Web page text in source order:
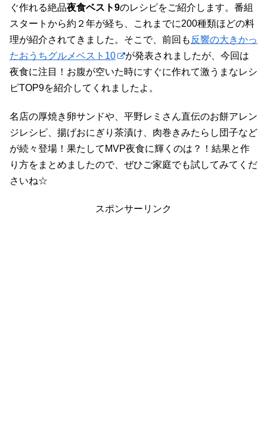
ぐ作れる絶品夜食ベスト9のレシピをご紹介します。番組
スタートから約２年が経ち、これまでに200種類ほどの料
理が紹介されてきました。そこで、前回も 反響の大きかっ
たおうちグルメベスト10
が発表されましたが、今回は
夜食に注目！お腹が空いた時にすぐに作れて激うまなレシ
ピTOP9を紹介してくれましたよ。
名店の厚焼き卵サンドや、平野レミさん直伝のお餅アレン
ジレシピ、揚げおにぎり茶漬け、肉巻きみたらし団子など
が続々登場！果たしてMVP夜食に輝くのは？！結果と作
り方をまとめましたので、ぜひご家庭でも試してみてくだ
さいね☆
スポンサーリンク